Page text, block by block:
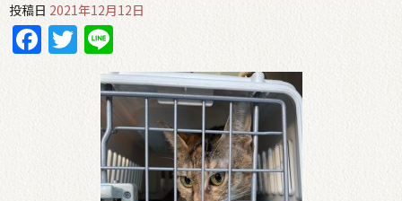
投稿日 2021年12月12日
Facebook
Twitter